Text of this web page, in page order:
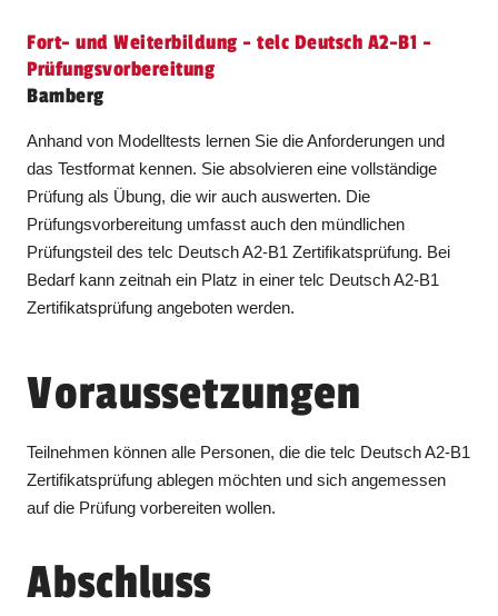
Fort- und Weiterbildung - telc Deutsch A2-B1 -
Prüfungsvorbereitung
Bamberg
Anhand von Modelltests lernen Sie die Anforderungen und
das Testformat kennen. Sie absolvieren eine vollständige
Prüfung als Übung, die wir auch auswerten. Die
Prüfungsvorbereitung umfasst auch den mündlichen
Prüfungsteil des telc Deutsch A2-B1 Zertifikatsprüfung. Bei
Bedarf kann zeitnah ein Platz in einer telc Deutsch A2-B1
Zertifikatsprüfung angeboten werden.
Voraussetzungen
Teilnehmen können alle Personen, die die telc Deutsch A2-B1
Zertifikatsprüfung ablegen möchten und sich angemessen
auf die Prüfung vorbereiten wollen.
Abschluss